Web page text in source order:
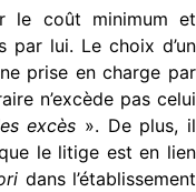
le coût minimum et
par lui. Le choix d’un
prise en charge par
n’excède pas celui
excès ». De plus, il
le litige est en lien
dans l’établissement